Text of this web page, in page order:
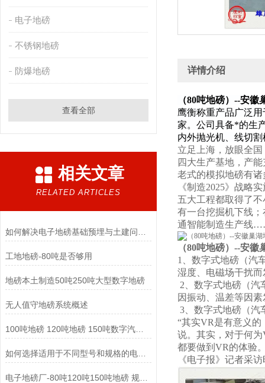
电子地磅
不锈钢地磅
防爆地磅
查看全部
相关文章
RELATED ARTICLES
工地地磅-80吨是否够用
地磅本土制造50吨250吨大型数字地磅
无人值守地磅系统概述
100吨地磅 120吨地磅 150吨数字汽车衡厂家
如何选择适用于不同型号和规格的电子地磅?
电子地磅厂-80吨120吨150吨地磅 规格可定制
详情介绍
（80吨地磅）--安徽
鹰衡称重产品广泛
家。公司具备*的生
内外抛光机、线切
立足上海，放眼全
四大生产基地，产
老式的模拟地磅有
《制造2025》战略
五大工程都取得了
有一台挖掘机下线
通智能制造生产线
（80吨地磅）--安徽
1、数字式地磅（汽
湿度、电磁场干扰
2、数字式地磅（汽
因振动、温差等因
3、数字式地磅（汽
“其实VR是有意义
说。其实，对于何
都要做到VR的体验
《电子报》记者采